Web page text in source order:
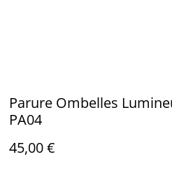
Parure Ombelles
PA04
45,00 €